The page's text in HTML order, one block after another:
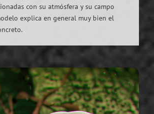
con su atmósfera y su campo
explica en general muy bien el